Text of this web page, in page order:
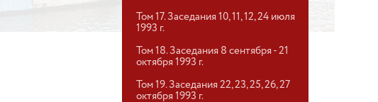
Том 17. Заседания 10, 11, 12, 24 июля
1993 г.
Том 18. Заседания 8 сентября - 21
октября 1993 г.
Том 19. Заседания 22, 23, 25, 26, 27
октября 1993 г.